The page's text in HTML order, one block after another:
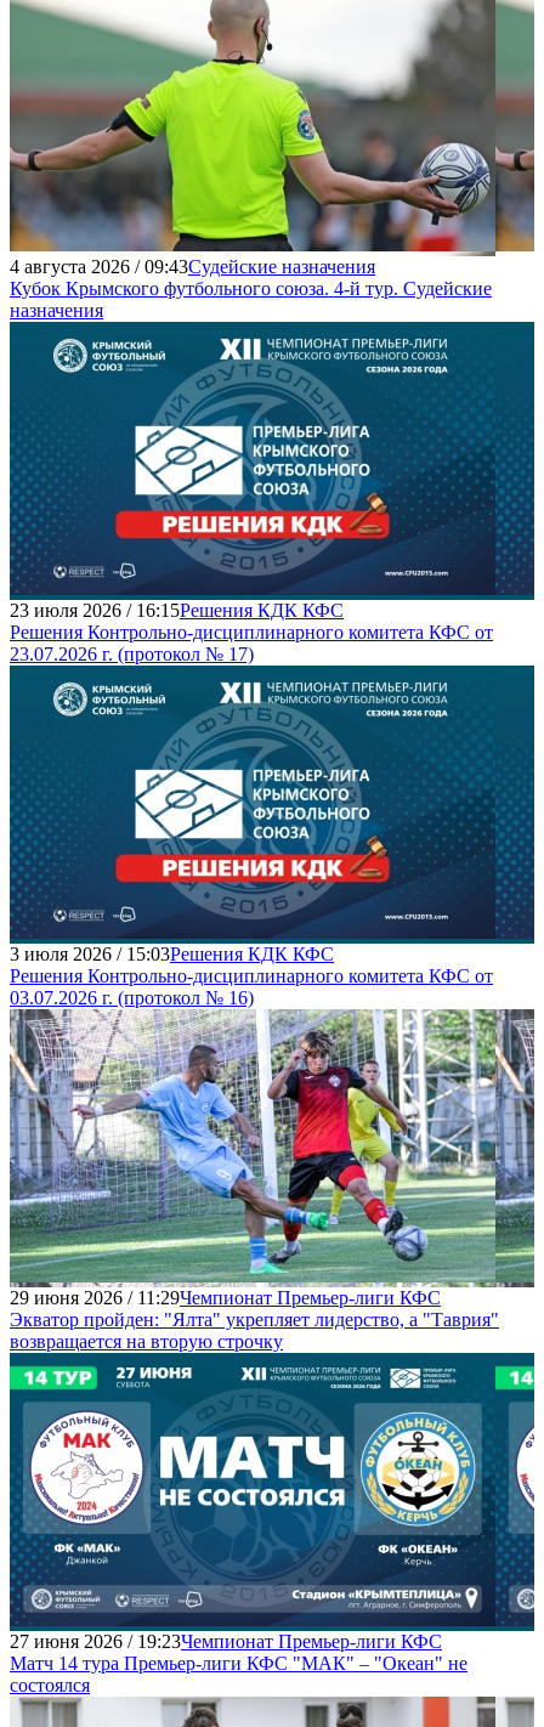
4 августа 2026 / 09:43Судейские назначения
Кубок Крымского футбольного союза. 4-й тур. Судейские
назначения
23 июля 2026 / 16:15Решения КДК КФС
Решения Контрольно-дисциплинарного комитета КФС от
23.07.2026 г. (протокол № 17)
3 июля 2026 / 15:03Решения КДК КФС
Решения Контрольно-дисциплинарного комитета КФС от
03.07.2026 г. (протокол № 16)
29 июня 2026 / 11:29Чемпионат Премьер-лиги КФС
Экватор пройден: "Ялта" укрепляет лидерство, а "Таврия"
возвращается на вторую строчку
27 июня 2026 / 19:23Чемпионат Премьер-лиги КФС
Матч 14 тура Премьер-лиги КФС "МАК" – "Океан" не
состоялся